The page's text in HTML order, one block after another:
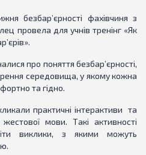
безбар’єрності фахівчиня з
провела для учнів тренінг «Як
про поняття безбар’єрності,
середовища, у якому кожна
та гідно.
практичні інтерактиви та
мови. Такі активності
виклики, з якими можуть